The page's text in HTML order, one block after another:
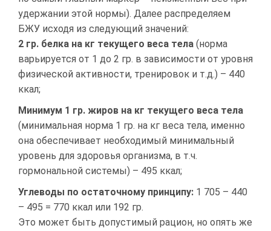
удержании этой нормы). Далее распределяем
БЖУ исходя из следующий значений:
2 гр. белка на кг текущего веса тела (норма
варьируется от 1 до 2 гр. в зависимости от уровня
физической активности, тренировок и т.д.) – 440
ккал;
Минимум 1 гр. жиров на кг текущего веса тела
(минимальная норма 1 гр. на кг веса тела, именно
она обеспечивает необходимый минимальный
уровень для здоровья организма, в т.ч.
гормональной системы) – 495 ккал;
Углеводы по остаточному принципу: 1 705 – 440
– 495 = 770 ккал или 192 гр.
Это может быть допустимый рацион, но опять же